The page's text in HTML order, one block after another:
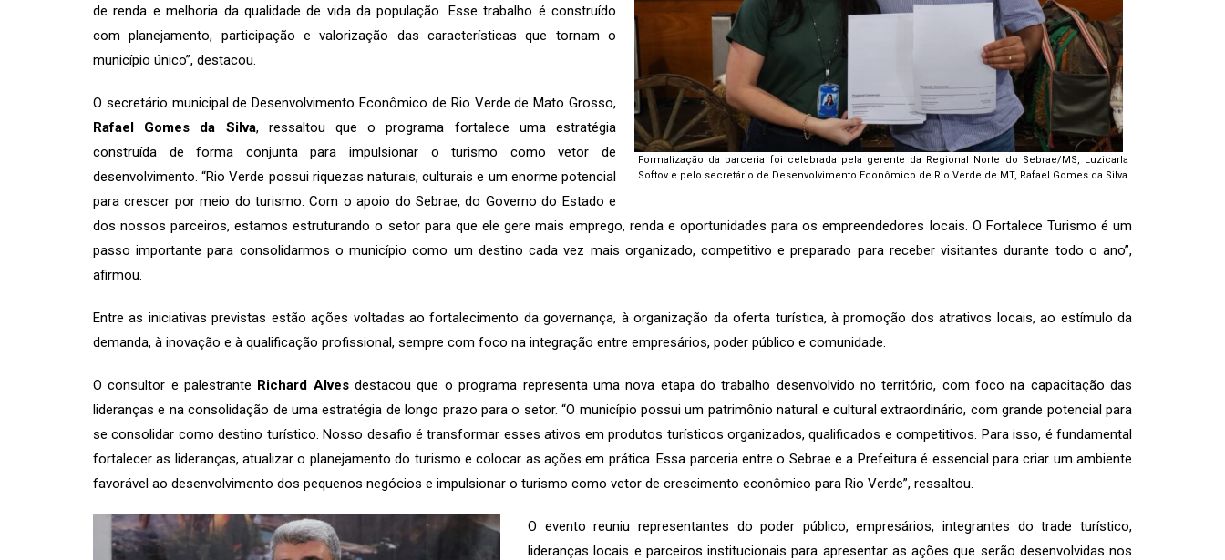
Formalização da parceria foi celebrada pela gerente da Regional Norte do Sebrae/MS, Luzicarla
Softov e pelo secretário de Desenvolvimento Econômico de Rio Verde de MT, Rafael Gomes da Silva
de renda e melhoria da qualidade de vida da população. Esse trabalho é construído
com planejamento, participação e valorização das características que tornam o
município único”, destacou.
O secretário municipal de Desenvolvimento Econômico de Rio Verde de Mato Grosso,
Rafael Gomes da Silva, ressaltou que o programa fortalece uma estratégia
construída de forma conjunta para impulsionar o turismo como vetor de
desenvolvimento. “Rio Verde possui riquezas naturais, culturais e um enorme potencial
para crescer por meio do turismo. Com o apoio do Sebrae, do Governo do Estado e
dos nossos parceiros, estamos estruturando o setor para que ele gere mais emprego, renda e oportunidades para os empreendedores locais. O Fortalece Turismo é um
passo importante para consolidarmos o município como um destino cada vez mais organizado, competitivo e preparado para receber visitantes durante todo o ano”,
afirmou.
Entre as iniciativas previstas estão ações voltadas ao fortalecimento da governança, à organização da oferta turística, à promoção dos atrativos locais, ao estímulo da
demanda, à inovação e à qualificação profissional, sempre com foco na integração entre empresários, poder público e comunidade.
O consultor e palestrante Richard Alvesdestacou que o programa representa uma nova etapa do trabalho desenvolvido no território, com foco na capacitação das
lideranças e na consolidação de uma estratégia de longo prazo para o setor. “O município possui um patrimônio natural e cultural extraordinário, com grande potencial para
se consolidar como destino turístico. Nosso desafio é transformar esses ativos em produtos turísticos organizados, qualificados e competitivos. Para isso, é fundamental
fortalecer as lideranças, atualizar o planejamento do turismo e colocar as ações em prática. Essa parceria entre o Sebrae e a Prefeitura é essencial para criar um ambiente
favorável ao desenvolvimento dos pequenos negócios e impulsionar o turismo como vetor de crescimento econômico para Rio Verde”, ressaltou.
O evento reuniu representantes do poder público, empresários, integrantes do trade turístico,
lideranças locais e parceiros institucionais para apresentar as ações que serão desenvolvidas nos